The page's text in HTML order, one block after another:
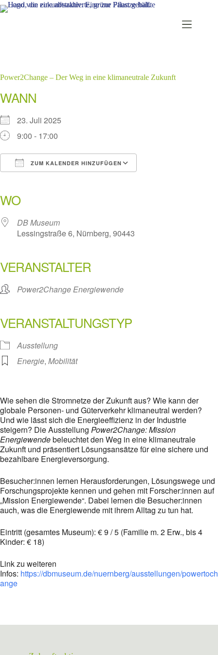
Zum
Inhalt
Power2Change – Der Weg in eine klimaneutrale Zukunft
WANN
23. Juli 2025
9:00 - 17:00
ZUM KALENDER HINZUFÜGEN
WO
DB Museum
Lessingstraße 6, Nürnberg, 90443
VERANSTALTER
Power2Change Energiewende
VERANSTALTUNGSTYP
Ausstellung
Energie, Mobilität
Wie sehen die Stromnetze der Zukunft aus? Wie kann der
globale Personen- und Güterverkehr klimaneutral werden?
Und wie lässt sich die Energieeffizienz in der Industrie
steigern? Die Ausstellung Power2Change: Mission
Energiewendebeleuchtet den Weg in eine klimaneutrale
Zukunft und präsentiert Lösungsansätze für eine sichere und
bezahlbare Energieversorgung.
Besucher:innen lernen Herausforderungen, Lösungswege und
Forschungsprojekte kennen und gehen mit Forscher:innen auf
„Mission Energiewende“. Dabei lernen die Besucher:innen
auch, was die Energiewende mit ihrem Alltag zu tun hat.
Eintritt (gesamtes Museum): € 9 / 5 (Familie m. 2 Erw., bis 4
Kinder: € 18)
Link zu weiteren
Infos: https://dbmuseum.de/nuernberg/ausstellungen/powertoch
ange